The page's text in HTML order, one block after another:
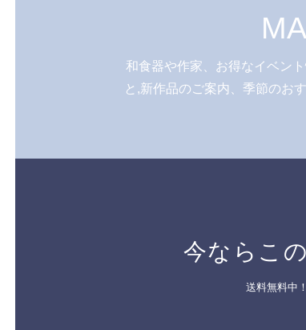
和食器や作家、お得なイベン
と,新作品のご案内、季節のお
今ならこ
送料無料中